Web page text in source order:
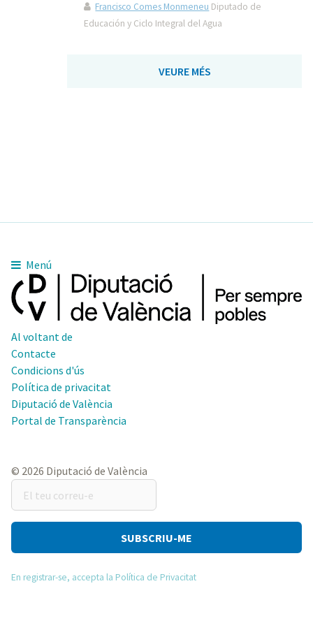
Francisco Comes Monmeneu Diputado de
Educación y Ciclo Integral del Agua
VEURE MÉS
Menú
Al voltant de
Contacte
Condicions d'ús
Política de privacitat
Diputació de València
Portal de Transparència
© 2026 Diputació de València
teu
correu-
En registrar-se, accepta la Política de Privacitat